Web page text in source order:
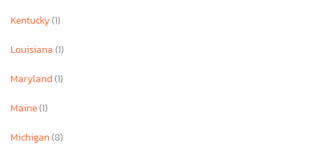
Kentucky(1)
Louisiana(1)
Maryland(1)
Maine(1)
Michigan(8)